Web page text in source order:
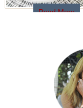
Read More